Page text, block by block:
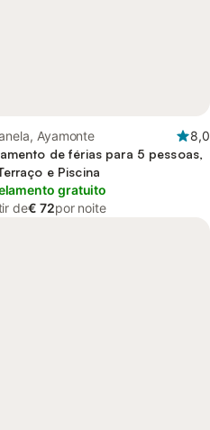
Ayamonte
8,0
de férias para 5 pessoas,
e Piscina
gratuito
de€ 72por noite